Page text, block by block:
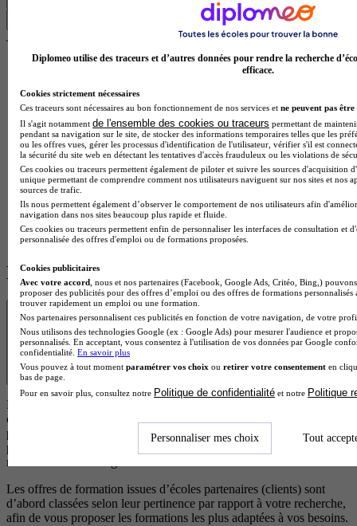
Je trouve mon école en 1 minute !
Réponds à quelques questions pour découvrir les formations
qui te correspondent.
Les champs marqués d’un
Quel est ton statut ?
À quel niveau seras-tu pour cette formation ?
En quelle classe es-tu ?
Commencer
Les écoles à la une
Transparence
Les résultats affichés sont des offres de formation ou des écoles
correspondant à votre projet. Certaines de ces formations
proviennent d’écoles partenaires qui rémunèrent notre plateforme
pour chaque demande d’information générée. Cela nous permet de
maintenir un service gratuit et accessible à tous les utilisateurs.
Les offres de formation issues d’écoles partenaires (clients) sont
d’abord classées selon leur pertinence par rapport à votre recherche,
afin de vous proposer les formations les plus adaptées à vos besoins.
Diplomeo utilise des traceurs et d’autres données pour rendre la recherche
efficace.
Cookies strictement nécessaires
Ces traceurs sont nécessaires au bon fonctionnement de nos services et ne peuvent pas être
Il s'agit notamment de l'ensemble des cookies ou traceurs permettant de
pendant sa navigation sur le site, de stocker des informations temporaires telles que les
ou les offres vues, gérer les processus d'identification de l'utilisateur, vérifier s'il est
la sécurité du site web en détectant les tentatives d'accès frauduleux ou les violations de
Ces cookies ou traceurs permettent également de piloter et suivre les sources d'acquisition
unique permettant de comprendre comment nos utilisateurs naviguent sur nos sites et nos
sources de trafic.
Ils nous permettent également d’observer le comportement de nos utilisateurs afin
navigation dans nos sites beaucoup plus rapide et fluide.
Ces cookies ou traceurs permettent enfin de personnaliser les interfaces de consultation et
personnalisée des offres d'emploi ou de formations proposées.
Cookies publicitaires
Avec votre accord , nous et nos partenaires (Facebook, Google Ads, Critéo, Bing,)
proposer des publicités pour des offres d’emploi ou des offres de formations
trouver rapidement un emploi ou une formation.
Nos partenaires personnalisent ces publicités en fonction de votre navigation, de votre
Nous utilisons des technologies Google (ex : Google Ads) pour mesurer l'audience et
personnalisés. En acceptant, vous consentez à l'utilisation de vos données par Google
confidentialité. En savoir plus
Vous pouvez à tout moment paramétrer vos choix ou retirer votre consentement en
bas de page.
Pour en savoir plus, consultez notre Politique de confidentialité et notre Politique
Personnaliser mes choix Tout